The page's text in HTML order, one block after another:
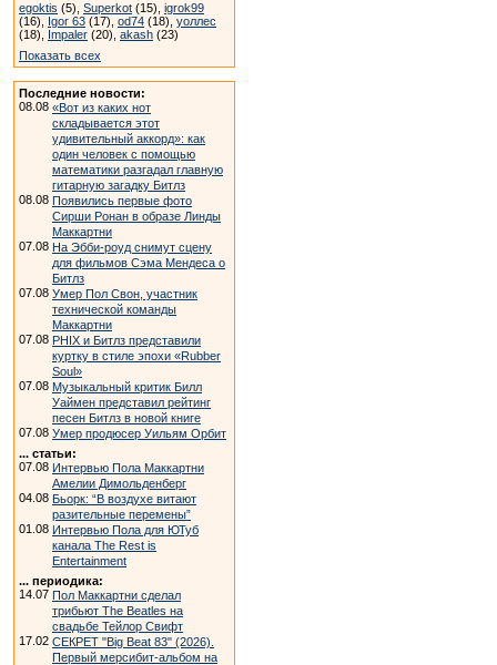
egoktis (5), Superkot (15), igrok99
(16), Igor 63 (17), od74 (18), уоллес
(18), Impaler (20), akash (23)
Показать всех
Последние новости:
08.08 «Вот из каких нот
складывается этот
удивительный аккорд»: как
один человек с помощью
математики разгадал главную
гитарную загадку Битлз
08.08 Появились первые фото
Сирши Ронан в образе Линды
Маккартни
07.08 На Эбби-роуд снимут сцену
для фильмов Сэма Мендеса о
Битлз
07.08 Умер Пол Свон, участник
технической команды
Маккартни
07.08 PHIX и Битлз представили
куртку в стиле эпохи «Rubber
Soul»
07.08 Музыкальный критик Билл
Уаймен представил рейтинг
песен Битлз в новой книге
07.08 Умер продюсер Уильям Орбит
... статьи:
07.08 Интервью Пола Маккартни
Амелии Димольденберг
04.08 Бьорк: “В воздухе витают
разительные перемены”
01.08 Интервью Пола для ЮТуб
канала The Rest is
Entertainment
... периодика:
14.07 Пол Маккартни сделал
трибьют The Beatles на
свадьбе Тейлор Свифт
17.02 СЕКРЕТ "Big Beat 83" (2026).
Первый мерсибит-альбом на